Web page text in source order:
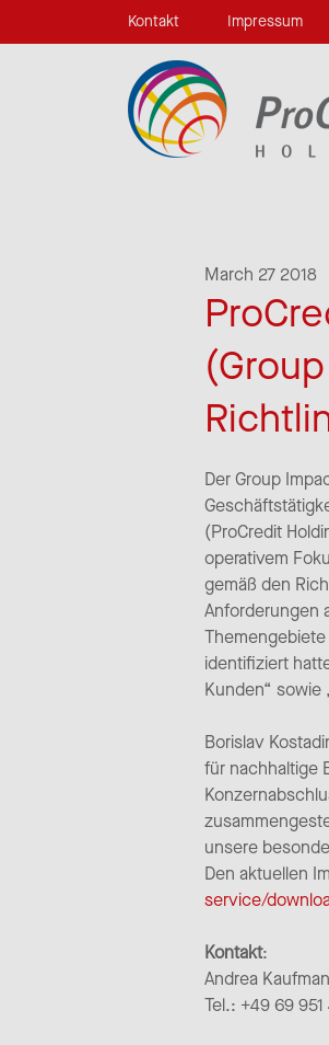
Kontakt Impressum
March 27 2018
Der Group
(ProCredit
operativem
gemäß den
Anforderungen
identifiziert
Kunden“ sowie
Borislav
für nachhaltige
unsere
Den aktuellen
service/
Kontakt:
Andrea
Tel.: +49 69